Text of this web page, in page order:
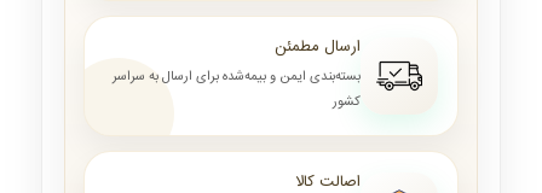
ارسال مطمئن
بسته‌بندی ایمن و بیمه‌شده برای ارسال به سراسر
کشور
اصالت کالا